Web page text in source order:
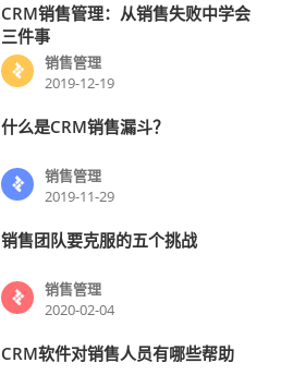
CRM销售管理：从销售失败中学会
三件事
销售管理
2019-12-19
什么是CRM销售漏斗？
销售管理
2019-11-29
销售团队要克服的五个挑战
销售管理
2020-02-04
CRM软件对销售人员有哪些帮助